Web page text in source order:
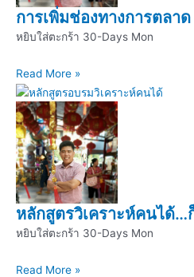
การเพิ่มช่องทางการตลาด
หยิบใส่ตะกร้า 30-Days Mon
Read More »
หลักสูตรวิเคราะห์คนได้…
หยิบใส่ตะกร้า 30-Days Mon
Read More »